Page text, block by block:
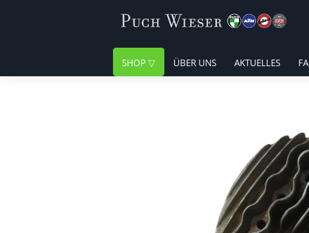
SHOP ÜBER UNS AKTUELLES